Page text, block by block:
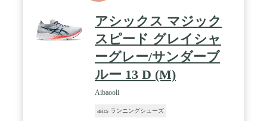
アシックス マジック
スピード グレイシャ
ーグレー/サンダーブ
ルー 13 D (M)
Aibaooli
asics ランニングシューズ